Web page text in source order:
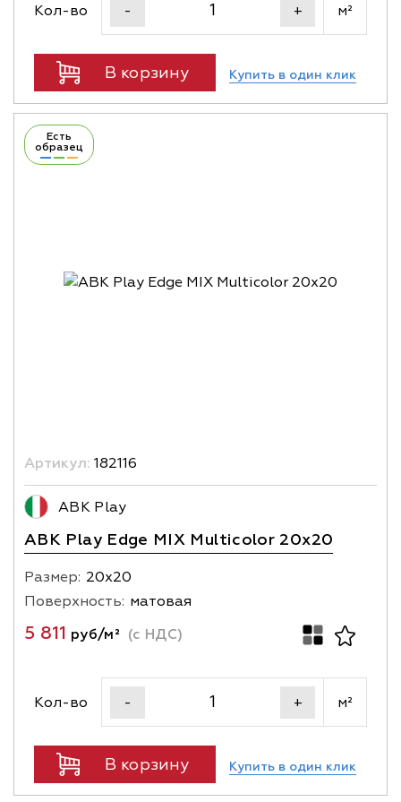
Кол-во - + м²
В корзину Купить в один клик
Есть
образец
Артикул: 182116
ABK Play
ABK Play Edge MIX Multicolor 20x20
Размер: 20х20
Поверхность: матовая
5 811 руб/м² (с НДС)
Кол-во - + м²
В корзину Купить в один клик